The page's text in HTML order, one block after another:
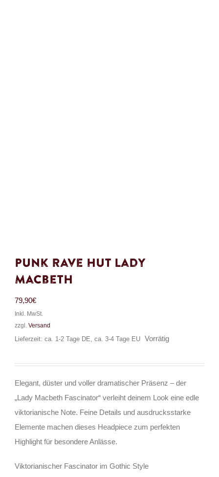
Punk Rave Hut Lady
Macbeth
79,90€
Inkl. MwSt.
zzgl. Versand
Lieferzeit: ca. 1-2 Tage DE, ca. 3-4 Tage EU
Vorrätig
Elegant, düster und voller dramatischer Präsenz – der
„Lady Macbeth Fascinator“ verleiht deinem Look eine edle
viktorianische Note. Feine Details und ausdrucksstarke
Elemente machen dieses Headpiece zum perfekten
Highlight für besondere Anlässe.
Viktorianischer Fascinator im Gothic Style